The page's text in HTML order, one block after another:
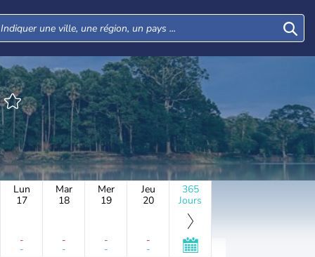
Lun
17
-
-
Mar
18
-
-
Mer
19
-
-
Jeu
20
-
-
365
Jours